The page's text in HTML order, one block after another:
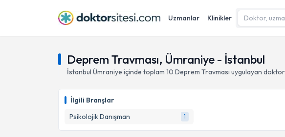
Uzmanlar Klinikler
Deprem Travması, Ümraniye - İstanbul
İstanbul Ümraniye içinde toplam 10 Deprem Travması uygulayan
İlgili Branşlar
Psikolojik Danışman
1